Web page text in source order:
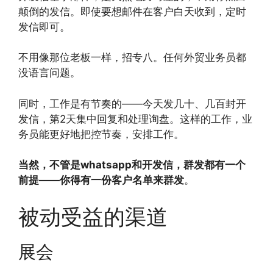
颠倒的发信。即使要想邮件在客户白天收到，定时
发信即可。
不用像那位老板一样，招专八。任何外贸业务员都
没语言问题。
同时，工作是有节奏的——今天发几十、几百封开
发信，第2天集中回复和处理询盘。这样的工作，业
务员能更好地把控节奏，安排工作。
当然，不管是whatsapp和开发信，群发都有一个
前提——你得有一份客户名单来群发。
被动受益的渠道
展会